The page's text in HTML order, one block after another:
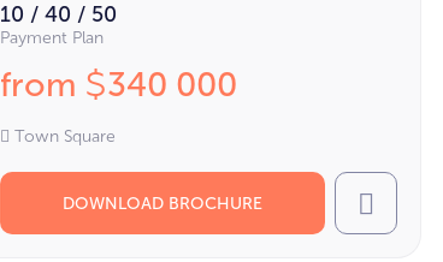
10 / 40 / 50
Payment Plan
from $340 000
Town Square
DOWNLOAD BROCHURE Call